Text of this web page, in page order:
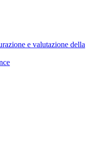
e valutazione della